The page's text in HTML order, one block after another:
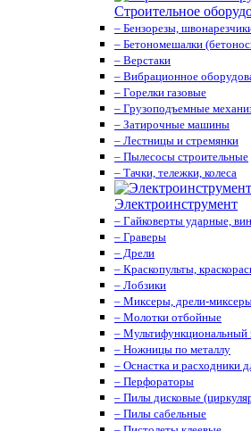
Строительное
– Бензорезы,
– Бетономешалки
– Верстаки
– Вибрационное
– Горелки газовые
– Грузоподъемные
– Затирочные машины
– Лестницы и стремянки
– Пылесосы строительные
– Тачки, тележки, колеса
Электроинструмент
– Гайковерты ударные,
– Граверы
– Дрели
– Краскопульты,
– Лобзики
– Миксеры, дрели-
– Молотки отбойные
– Мультифункциональный
– Ножницы по металлу
– Оснастка и расходники
– Перфораторы
– Пилы дисковые
– Пилы сабельные